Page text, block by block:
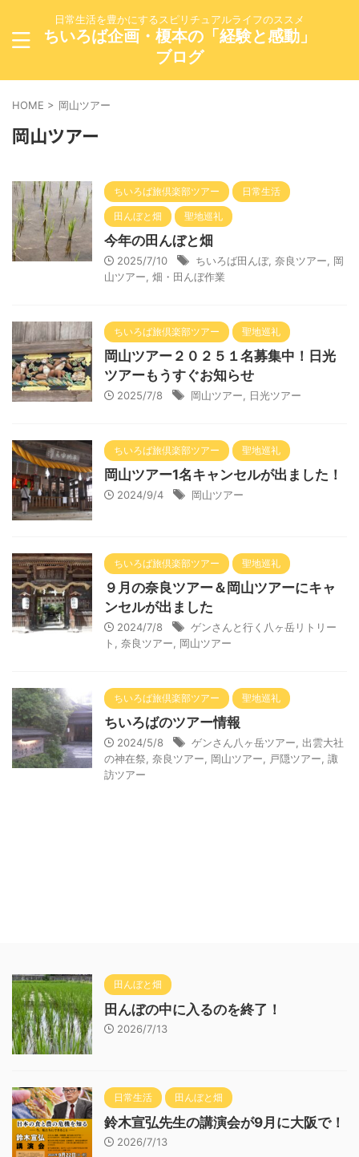
日常生活を豊かにするスピリチュアルライフのススメ
ちいろば企画・榎本の「経験と感動」
ブログ
HOME > 岡山ツアー
岡山ツアー
ちいろば旅倶楽部ツアー 日常生活
田んぼと畑 聖地巡礼
今年の田んぼと畑
2025/7/10 ちいろば田んぼ, 奈良ツアー
岡
山ツアー 畑・田んぼ作業
ちいろば旅倶楽部ツアー 聖地巡礼
岡山ツアー２０２５１名募集中！日光
ツアーもうすぐお知らせ
2025/7/8 岡山ツアー 日光ツアー
ちいろば旅倶楽部ツアー 聖地巡礼
岡山ツアー1名キャンセルが出ました！
2024/9/4 岡山ツアー
ちいろば旅倶楽部ツアー 聖地巡礼
９月の奈良ツアー＆岡山ツアーにキャ
ンセルが出ました
2024/7/8
ゲンさんと行く八ヶ岳リトリー
ト
奈良ツアー 岡山ツアー
ちいろば旅倶楽部ツアー 聖地巡礼
ちいろばのツアー情報
2024/5/8 ゲンさん八ヶ岳ツアー
出雲大社
の神在祭 奈良ツアー 岡山ツアー 戸隠ツアー 諏
訪ツアー
田んぼと畑
田んぼの中に入るのを終了！
2026/7/13
日常生活 田んぼと畑
鈴木宣弘先生の講演会が9月に大阪で！
2026/7/13